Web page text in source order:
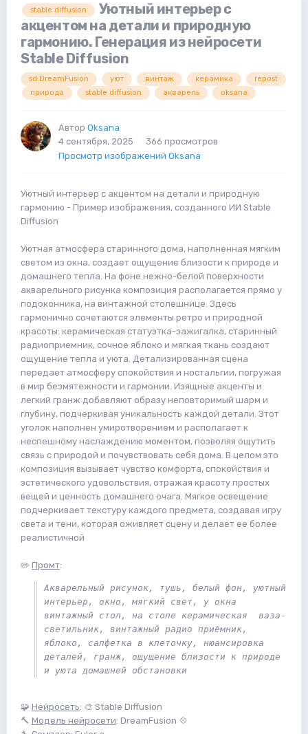
stable diffusion
Уютный интерьер с
акцентом на детали и природную
гармонию. Генерация из нейросети
Stable Diffusion
sd.DreamFusion уют винтаж керамика
repost
природа
stable diffusion акварель oksana
Автор Oksana
4 сентября, 2025
366 просмотров
Просмотр изображений Oksana
Уютный интерьер с акцентом на детали и природную
гармонию - Пример изображения, созданного ИИ Stable
Diffusion
Уютная атмосфера старинного дома, наполненная мягким
светом из окна, создает ощущение близости к природе и
домашнего тепла. На фоне нежно-белой поверхности
акварельного рисунка композиция располагается прямо у
подоконника, на винтажной столешнице. Здесь
гармонично сочетаются элементы ретро и природной
красоты: керамическая статуэтка-зажигалка, старинный
радиоприемник, сочное яблоко и мягкая ткань создают
ощущение тепла и уюта. Детализированная сцена
передает атмосферу спокойствия и ностальгии, погружая
в мир безмятежности и гармонии. Изящные акценты и
легкий гранж добавляют образу неповторимый шарм и
глубину, подчеркивая уникальность каждой детали. Этот
уголок наполнен умиротворением и располагает к
неспешному наслаждению моментом, позволяя ощутить
связь с природой и почувствовать себя дома. В целом это
композиция вызывает чувство комфорта, спокойствия и
эстетического удовольствия, отражая красоту простых
вещей и ценность домашнего очага. Мягкое освещение
подчеркивает текстуру каждого предмета, создавая игру
света и тени, которая оживляет сцену и делает ее более
реалистичной
✏️ Промт:
Акварельный рисунок, тушь, белый фон, уютный
интерьер, окно, мягкий свет, у окна
винтажный стол, на столе керамическая  ваза-
светильник, винтажный радио приёмник,
яблоко, салфетка в клеточку, нюансировка
деталей, гранж, ощущение близости к природе
и уюта домашней обстановки
🧩 Нейросеть: 🎨 Stable Diffusion
🔨 Модель нейросети: DreamFusion 💠